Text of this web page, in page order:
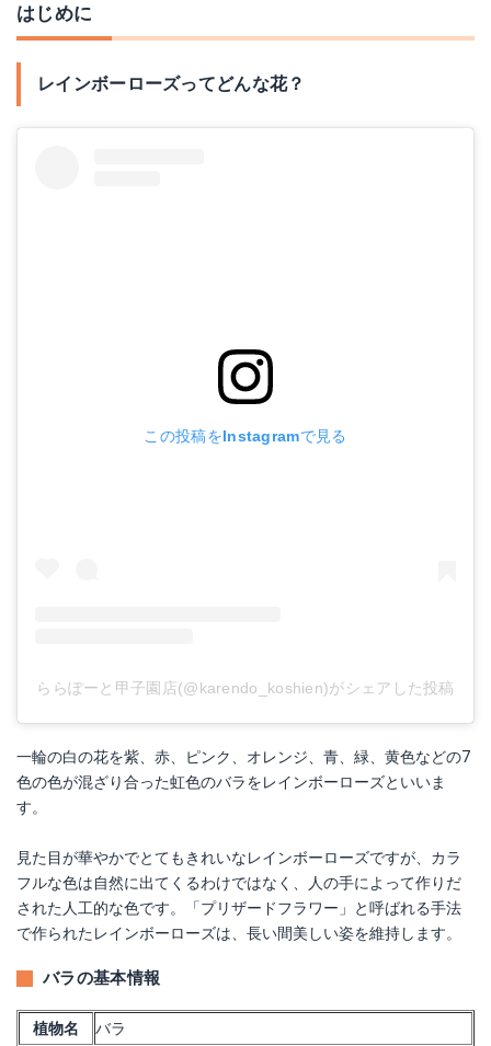
はじめに
レインボーローズってどんな花？
この投稿をInstagramで見る
ららぽーと甲子園店(@karendo_koshien)がシェアした投稿
一輪の白の花を紫、赤、ピンク、オレンジ、青、緑、黄色などの7
色の色が混ざり合った虹色のバラをレインボーローズといいま
す。
見た目が華やかでとてもきれいなレインボーローズですが、カラ
フルな色は自然に出てくるわけではなく、人の手によって作りだ
された人工的な色です。「プリザードフラワー」と呼ばれる手法
で作られたレインボーローズは、長い間美しい姿を維持します。
バラの基本情報
植物名 バラ